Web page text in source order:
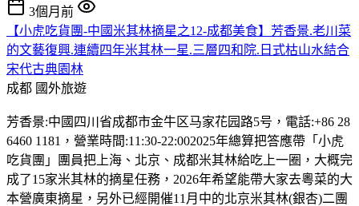
3個月前
【小虎吃貨團-中國米其林摘星之12-成都美食】芳香景.老川菜
的文藝復興.連續四年米其林一星.三層四和院.日式枯山水結合
宋代古典園林
成都 國外旅遊
芳香景:中國四川省成都市金牛区马家花园路5号，電話:+86 28
6460 1181，營業時間:11:30-22:002025年總算把答應帶「小虎
吃貨團」團員把上海、北京、成都米其林給吃上一圈，大概完
成了15家米其林的摘星任務，2026年希望能帶大家去粵菜的大
本營廣東摘星，另外已經開催11月中的北京米其林(銀杏)二團